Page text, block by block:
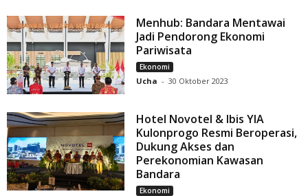
Menhub: Bandara Mentawai
Jadi Pendorong Ekonomi
Pariwisata
Ekonomi
Ucha - 30 Oktober 2023
Hotel Novotel & Ibis YIA
Kulonprogo Resmi Beroperasi,
Dukung Akses dan
Perekonomian Kawasan
Bandara
Ekonomi